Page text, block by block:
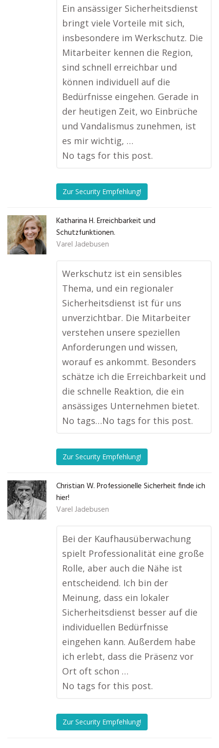
Ein ansässiger Sicherheitsdienst
bringt viele Vorteile mit sich,
insbesondere im Werkschutz. Die
Mitarbeiter kennen die Region,
sind schnell erreichbar und
können individuell auf die
Bedürfnisse eingehen. Gerade in
der heutigen Zeit, wo Einbrüche
und Vandalismus zunehmen, ist
es mir wichtig, …
No tags for this post.
Zur Security Empfehlung!
Katharina H. Erreichbarkeit und
Schutzfunktionen.
Varel Jadebusen
Werkschutz ist ein sensibles
Thema, und ein regionaler
Sicherheitsdienst ist für uns
unverzichtbar. Die Mitarbeiter
verstehen unsere speziellen
Anforderungen und wissen,
worauf es ankommt. Besonders
schätze ich die Erreichbarkeit und
die schnelle Reaktion, die ein
ansässiges Unternehmen bietet.
No tags…No tags for this post.
Zur Security Empfehlung!
Christian W. Professionelle Sicherheit finde ich
hier!
Varel Jadebusen
Bei der Kaufhausüberwachung
spielt Professionalität eine große
Rolle, aber auch die Nähe ist
entscheidend. Ich bin der
Meinung, dass ein lokaler
Sicherheitsdienst besser auf die
individuellen Bedürfnisse
eingehen kann. Außerdem habe
ich erlebt, dass die Präsenz vor
Ort oft schon …
No tags for this post.
Zur Security Empfehlung!